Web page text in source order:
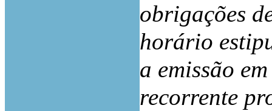
obrigações
horário
a emissão
recorrente